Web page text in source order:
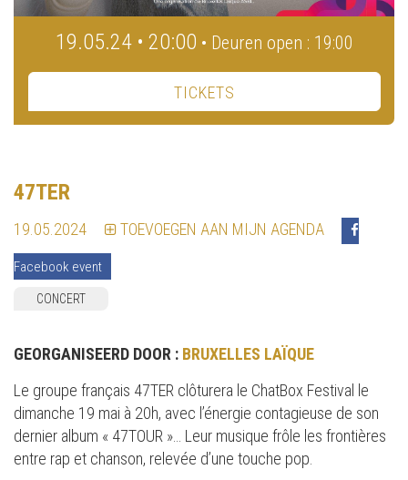
19.05.24 • 20:00 • Deuren open : 19:00
TICKETS
47TER
19.05.2024 TOEVOEGEN AAN MIJN AGENDA
Facebook event
CONCERT
GEORGANISEERD DOOR : BRUXELLES LAÏQUE
Le groupe français 47TER clôturera le ChatBox Festival le
dimanche 19 mai à 20h, avec l’énergie contagieuse de son
dernier album « 47TOUR »… Leur musique frôle les frontières
entre rap et chanson, relevée d’une touche pop.